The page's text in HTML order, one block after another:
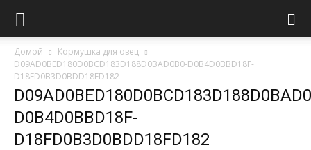
Домой
Кормушка для овец
D09AD0BED180D0BCD183D188D0BAD0B0-D0B4D0BBD18F-
D18FD0B3D0BDD18FD182
D0B4D0BBD18F-
D18FD0B3D0BDD18FD182